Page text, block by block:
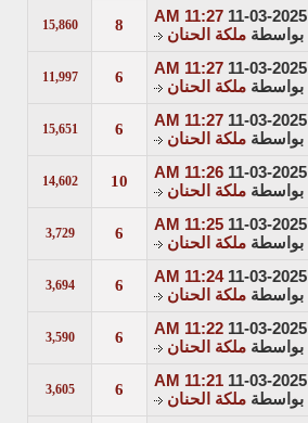
11-03-2025
11:27 AM
بواسطة ملكة الحنان
8
15,860
11-03-2025
11:27 AM
بواسطة ملكة الحنان
6
11,997
11-03-2025
11:27 AM
بواسطة ملكة الحنان
6
15,651
11-03-2025
11:26 AM
بواسطة ملكة الحنان
10
14,602
11-03-2025
11:25 AM
بواسطة ملكة الحنان
6
3,729
11-03-2025
11:24 AM
بواسطة ملكة الحنان
6
3,694
11-03-2025
11:22 AM
بواسطة ملكة الحنان
6
3,590
11-03-2025
11:21 AM
بواسطة ملكة الحنان
6
3,605